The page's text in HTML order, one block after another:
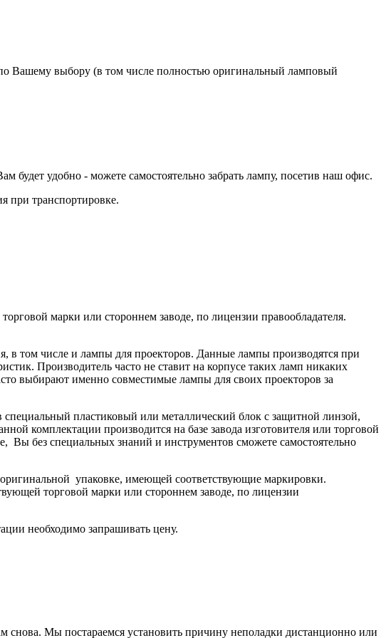
Вашему выбору (в том числе полностью оригинальный ламповый
удобно - можете самостоятельно забрать лампу, посетив наш офис.
при транспортировке.
марки или стороннем заводе, по лицензии правообладателя.
в том числе и лампы для проекторов. Данные лампы производятся при
Производитель часто не ставит на корпусе таких ламп никаких
выбирают именно совместимые лампы для своих проекторов за
пластиковый или металлический блок с защитной линзой,
комплектации производится на базе завода изготовителя или торговой
Вы без специальных знаний и инструментов сможете самостоятельно
упаковке, имеющей соответствующие маркировки.
торговой марки или стороннем заводе, по лицензии
необходимо запрашивать цену.
снова. Мы постараемся установить причину неполадки дистанционно или